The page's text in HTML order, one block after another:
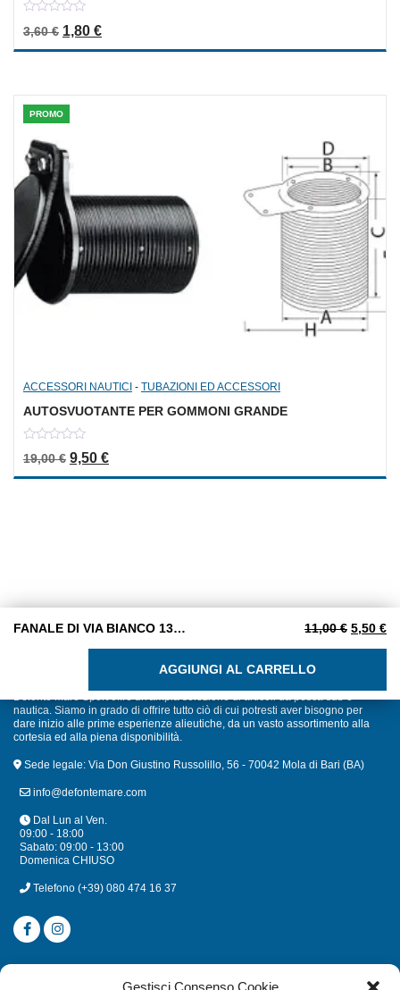
Gestisci Consenso Cookie
out
3,60€ Il prezzo originale era: 3,60 €.
1,80 €Il prezzo attuale è: 1,80 €.
PROMO
ACCESSORI NAUTICI - TUBAZIONI ED ACCESSORI
AUTOSVUOTANTE PER GOMMONI GRANDE
out
of
19,00€ Il prezzo originale era: 19,00 €.
9,50 €Il prezzo attuale è: 9,50 €.
FANALE DI VIA BIANCO 135° PLASTICA 11,00€ Il
5,50 €Il
AGGIUNGI AL CARRELLO
Defonte Mare Sport offre un'ampia selezione di articoli da pesca sub e
nautica. Siamo in grado di offrire tutto ciò di cui potresti aver bisogno per
dare inizio alle prime esperienze alieutiche, da un vasto assortimento alla
cortesia ed alla piena disponibilità.
Sede legale: Via Don Giustino Russolillo, 56 - 70042 Mola di Bari (BA)
info@defontemare.com
Dal Lun al Ven.
09:00 - 18:00
Sabato: 09:00 - 13:00
Domenica CHIUSO
Telefono (+39) 080 474 16 37
CATEGORIE